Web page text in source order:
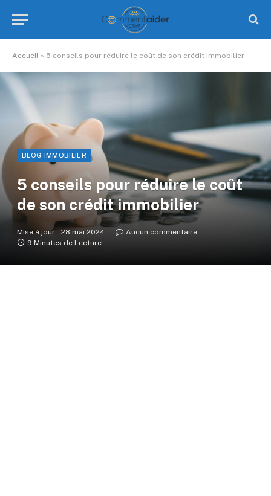
Accueil » 5 conseils pour réduire le coût de son crédit immobilier
BLOG IMMOBILIER
5 conseils pour réduire le coût
de son crédit immobilier
Mise à jour: 28 mai 2024
Aucun commentaire
9 Minutes de Lecture